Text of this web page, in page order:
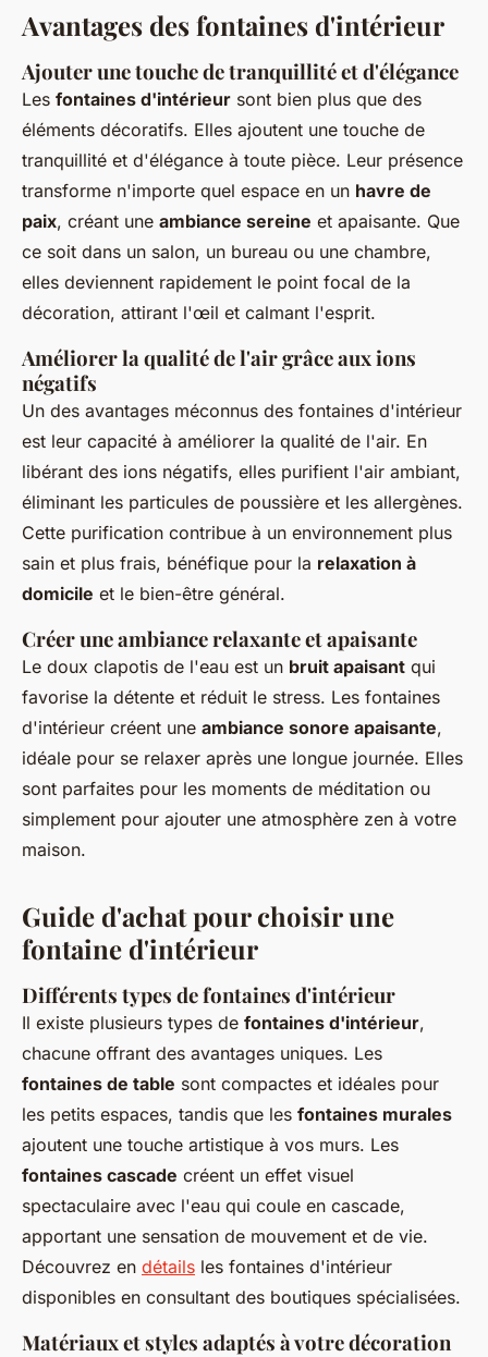
Avantages des fontaines d'intérieur
Ajouter une touche de tranquillité et d'élégance
Les fontaines d'intérieur sont bien plus que des
éléments décoratifs. Elles ajoutent une touche de
tranquillité et d'élégance à toute pièce. Leur présence
transforme n'importe quel espace en un havre de
paix, créant une ambiance sereine et apaisante. Que
ce soit dans un salon, un bureau ou une chambre,
elles deviennent rapidement le point focal de la
décoration, attirant l'œil et calmant l'esprit.
Améliorer la qualité de l'air grâce aux ions
négatifs
Un des avantages méconnus des fontaines d'intérieur
est leur capacité à améliorer la qualité de l'air. En
libérant des ions négatifs, elles purifient l'air ambiant,
éliminant les particules de poussière et les allergènes.
Cette purification contribue à un environnement plus
sain et plus frais, bénéfique pour la relaxation à
domicile et le bien-être général.
Créer une ambiance relaxante et apaisante
Le doux clapotis de l'eau est un bruit apaisant qui
favorise la détente et réduit le stress. Les fontaines
d'intérieur créent une ambiance sonore apaisante,
idéale pour se relaxer après une longue journée. Elles
sont parfaites pour les moments de méditation ou
simplement pour ajouter une atmosphère zen à votre
maison.
Guide d'achat pour choisir une
fontaine d'intérieur
Différents types de fontaines d'intérieur
Il existe plusieurs types de fontaines d'intérieur,
chacune offrant des avantages uniques. Les
fontaines de table sont compactes et idéales pour
les petits espaces, tandis que les fontaines murales
ajoutent une touche artistique à vos murs. Les
fontaines cascade créent un effet visuel
spectaculaire avec l'eau qui coule en cascade,
apportant une sensation de mouvement et de vie.
Découvrez en détails les fontaines d'intérieur
disponibles en consultant des boutiques spécialisées.
Matériaux et styles adaptés à votre décoration